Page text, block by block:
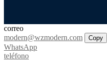
correo
modern@wzmodern.com
Copy
WhatsApp
teléfono